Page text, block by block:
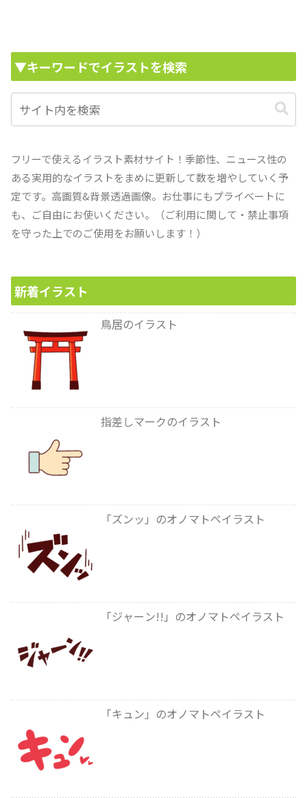
▼キーワードでイラストを検索
フリーで使えるイラスト素材サイト！季節性、ニュース性の
ある実用的なイラストをまめに更新して数を増やしていく予
定です。高画質&背景透過画像。お仕事にもプライベートに
も、ご自由にお使いください。（ご利用に関して・禁止事項
を守った上でのご使用をお願いします！）
新着イラスト
鳥居のイラスト
指差しマークのイラスト
「ズンッ」のオノマトペイラスト
「ジャーン!!」のオノマトペイラスト
「キュン」のオノマトペイラスト